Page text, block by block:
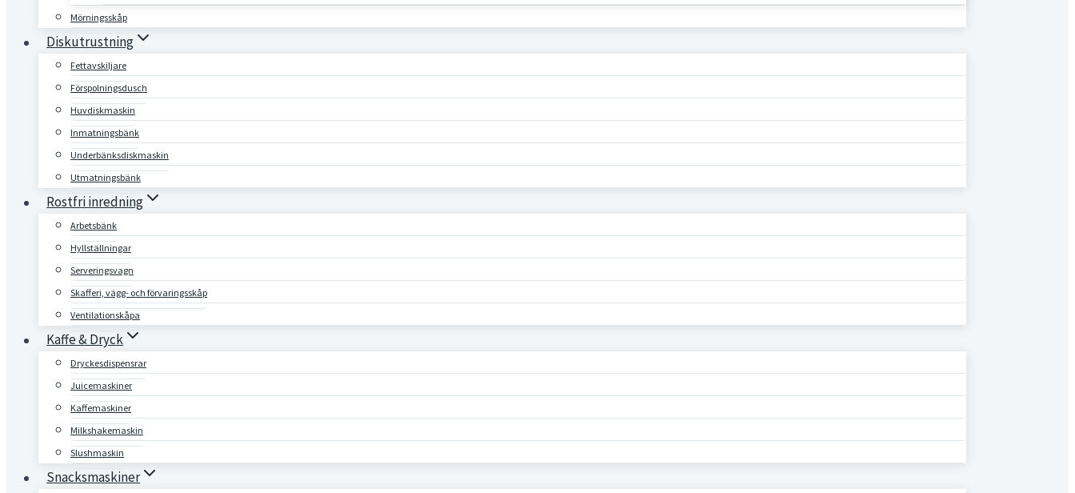
Mörningsskåp
Diskutrustning
Fettavskiljare
Förspolningsdusch
Huvdiskmaskin
Inmatningsbänk
Underbänksdiskmaskin
Utmatningsbänk
Rostfri inredning
Arbetsbänk
Hyllställningar
Serveringsvagn
Skafferi, vägg- och förvaringsskåp
Ventilationskåpa
Kaffe & Dryck
Dryckesdispensrar
Juicemaskiner
Kaffemaskiner
Milkshakemaskin
Slushmaskin
Snacksmaskiner